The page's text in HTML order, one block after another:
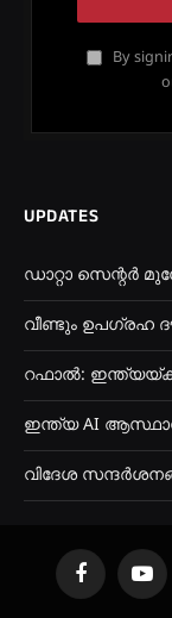
By
UPDATES
ഡാറ്റാ സെന്റർ
വീണ്ടും ഉപഗ്രഹ
റഫാൽ:
ഇന്ത്യ AI
വിദേശ
Facebook